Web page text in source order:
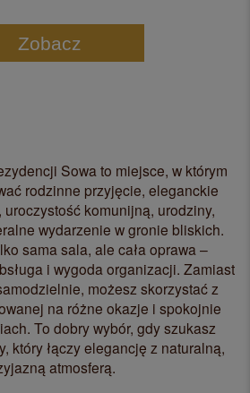
Zobacz
Sowa to miejsce, w którym
rodzinne przyjęcie, eleganckie
komunijną, urodziny,
wydarzenie w gronie bliskich.
sama sala, ale cała oprawa –
i wygoda organizacji. Zamiast
możesz skorzystać z
na różne okazje i spokojnie
To dobry wybór, gdy szukasz
który łączy elegancję z naturalną,
atmosferą.